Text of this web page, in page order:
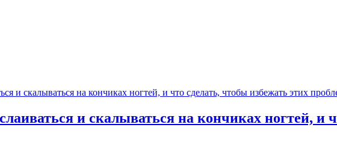
и скалываться на кончиках ногтей, и